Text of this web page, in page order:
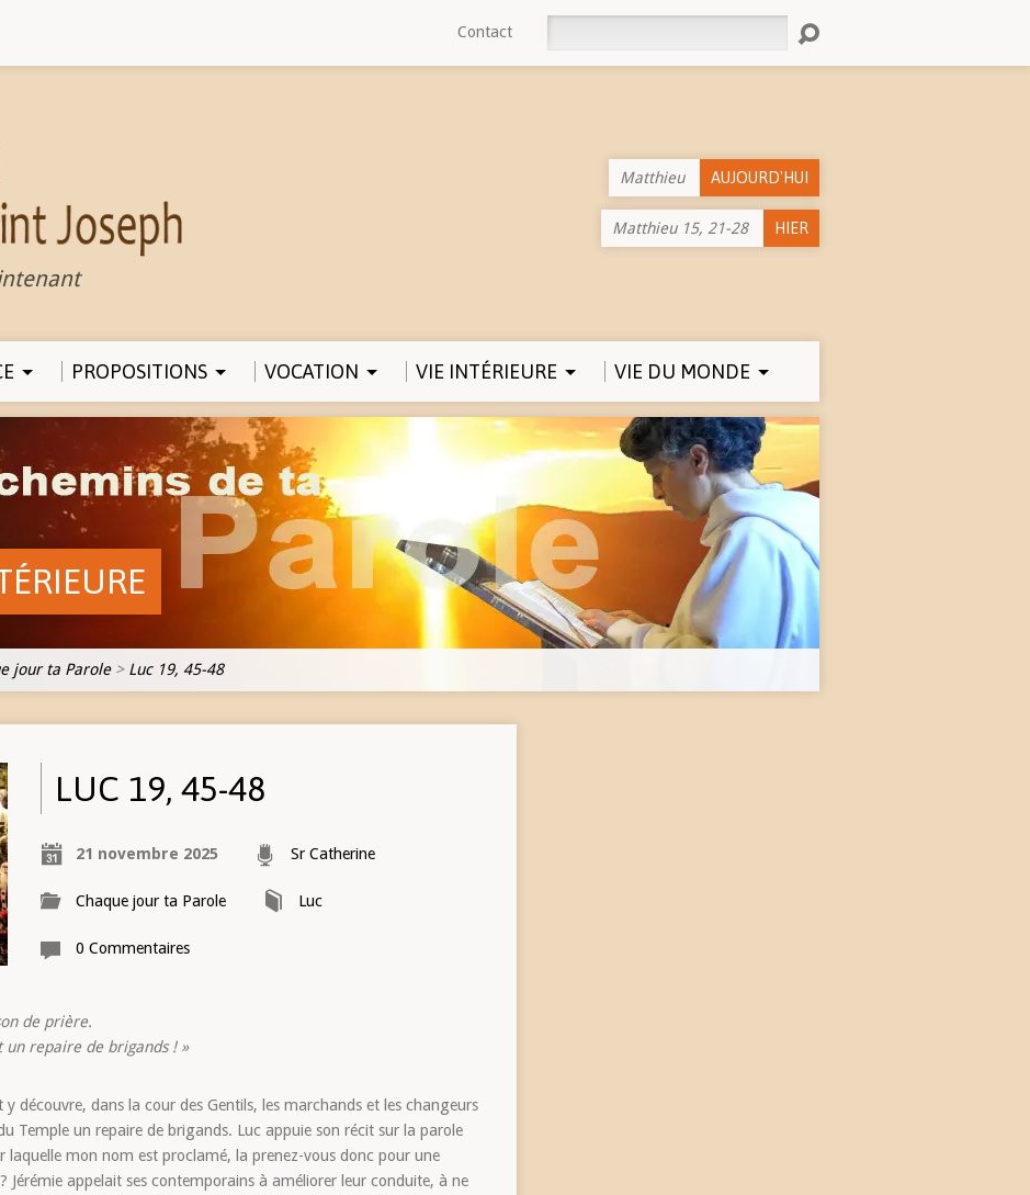
Contact
Matthieu AUJOURD'HUI
Matthieu 15, 21-28 HIER
PROPOSITIONS VOCATION VIE INTÉRIEURE VIE DU MONDE
jour ta Parole> Luc 19, 45-48
LUC 19, 45-48
21 novembre 2025 Sr Catherine
Chaque jour ta Parole Luc
0 Commentaires
de prière.
un repaire de brigands ! »
y découvre, dans la cour des Gentils, les marchands et les changeurs
Temple un repaire de brigands. Luc appuie son récit sur la parole
laquelle mon nom est proclamé, la prenez-vous donc pour une
Jérémie appelait ses contemporains à améliorer leur conduite, à ne